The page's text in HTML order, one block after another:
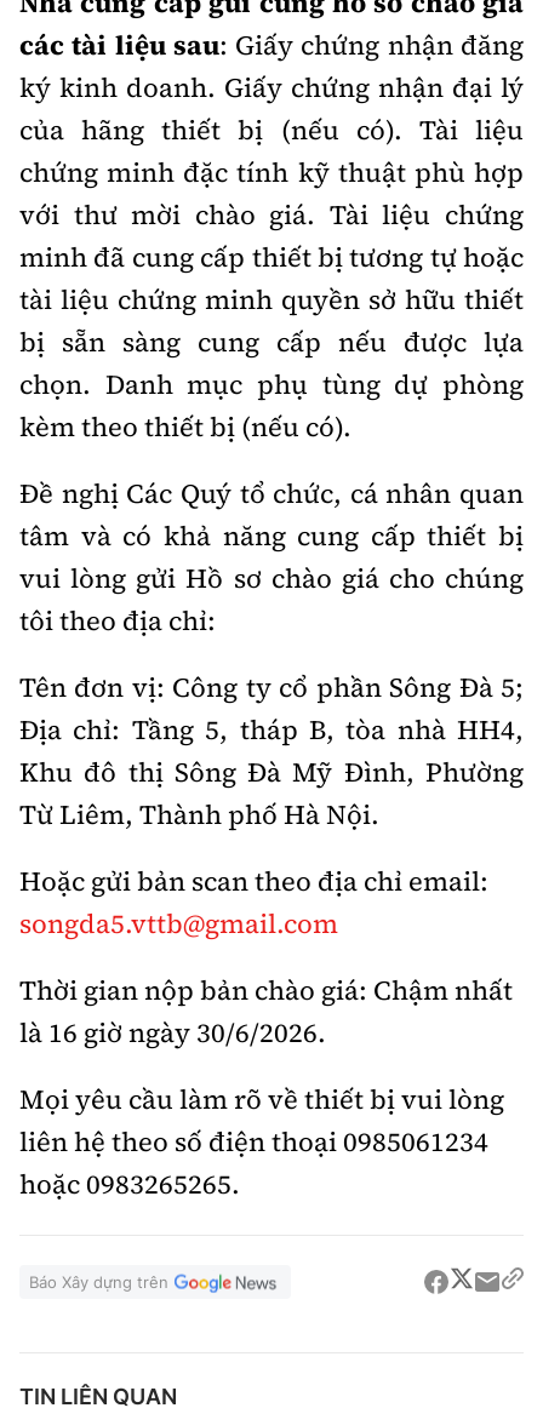
các tài liệu sau: Giấy chứng nhận đăng
ký kinh doanh. Giấy chứng nhận đại lý
của hãng thiết bị (nếu có). Tài liệu
chứng minh đặc tính kỹ thuật phù hợp
với thư mời chào giá. Tài liệu chứng
minh đã cung cấp thiết bị tương tự hoặc
tài liệu chứng minh quyền sở hữu thiết
bị sẵn sàng cung cấp nếu được lựa
chọn. Danh mục phụ tùng dự phòng
kèm theo thiết bị (nếu có).
Đề nghị Các Quý tổ chức, cá nhân quan
tâm và có khả năng cung cấp thiết bị
vui lòng gửi Hồ sơ chào giá cho chúng
tôi theo địa chỉ:
Tên đơn vị: Công ty cổ phần Sông Đà 5;
Địa chỉ: Tầng 5, tháp B, tòa nhà HH4,
Khu đô thị Sông Đà Mỹ Đình, Phường
Từ Liêm, Thành phố Hà Nội.
Hoặc gửi bản scan theo địa chỉ email:
songda5.vttb@gmail.com
Thời gian nộp bản chào giá: Chậm nhất
là 16 giờ ngày 30/6/2026.
Mọi yêu cầu làm rõ về thiết bị vui lòng
liên hệ theo số điện thoại 0985061234
hoặc 0983265265.
Báo Xây dựng trên
TIN LIÊN QUAN